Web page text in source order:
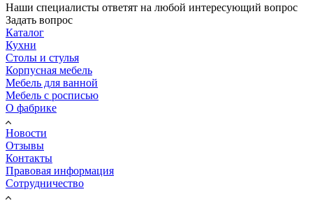
Наши специалисты ответят на любой интересующий вопрос
Задать вопрос
Каталог
Кухни
Столы и стулья
Корпусная мебель
Мебель для ванной
Мебель с росписью
О фабрике
Новости
Отзывы
Контакты
Правовая информация
Сотрудничество